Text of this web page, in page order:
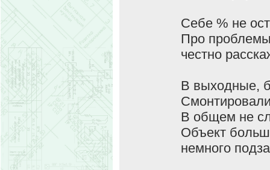
Себе % не
Про проблемы
честно
В выходные,
В общем не
Объект
немного